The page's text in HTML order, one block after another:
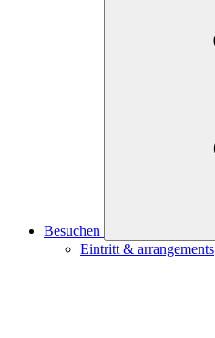
Besuchen
Eintritt & arrangements